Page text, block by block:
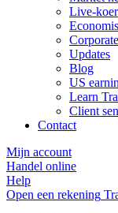
Live-
Updates
Blog
US
Learn
Client
Contact
Mijn account
Handel online
Help
Open een rekening